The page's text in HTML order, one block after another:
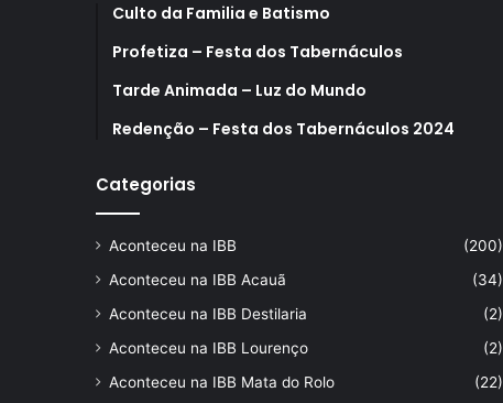
Culto da Familia e Batismo
Profetiza – Festa dos Tabernáculos
Tarde Animada – Luz do Mundo
Redenção – Festa dos Tabernáculos 2024
Categorias
Aconteceu na IBB
(200)
Aconteceu na IBB Acauã
(34)
Aconteceu na IBB Destilaria
(2)
Aconteceu na IBB Lourenço
(2)
Aconteceu na IBB Mata do Rolo
(22)